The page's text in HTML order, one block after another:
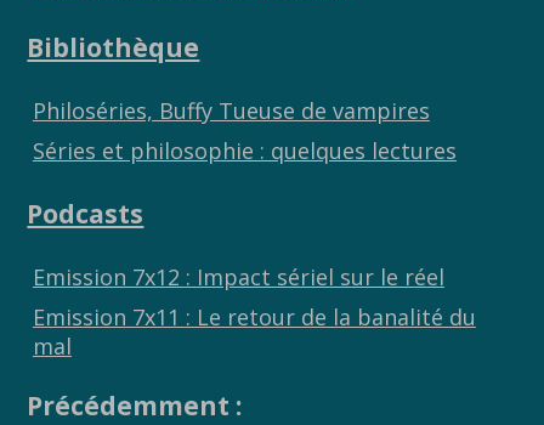
Bibliothèque
Philoséries, Buffy Tueuse de vampires
Séries et philosophie : quelques lectures
Podcasts
Emission 7x12 : Impact sériel sur le réel
Emission 7x11 : Le retour de la banalité du
mal
Précédemment :